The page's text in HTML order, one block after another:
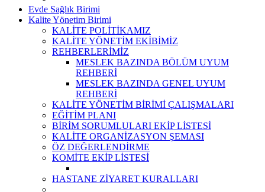
Evde Sağlık Birimi
Kalite Yönetim Birimi
KALİTE POLİTİKAMIZ
KALİTE YÖNETİM EKİBİMİZ
REHBERLERİMİZ
MESLEK BAZINDA BÖLÜM UYUM
REHBERİ
MESLEK BAZINDA GENEL UYUM
REHBERİ
KALİTE YÖNETİM BİRİMİ ÇALIŞMALARI
EĞİTİM PLANI
BİRİM SORUMLULARI EKİP LİSTESİ
KALİTE ORGANİZASYON ŞEMASI
ÖZ DEĞERLENDİRME
KOMİTE EKİP LİSTESİ
HASTANE ZİYARET KURALLARI